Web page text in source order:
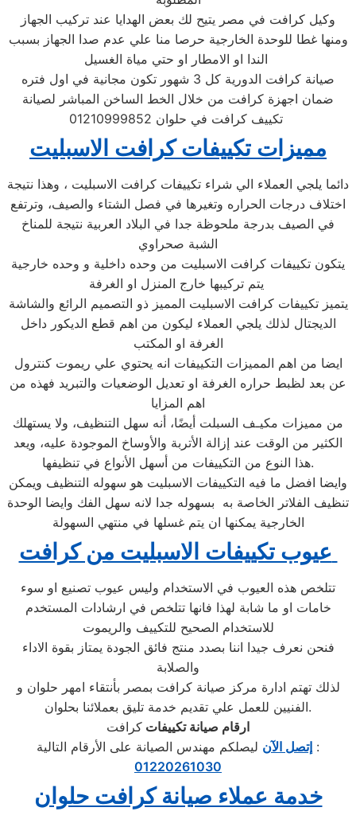
وكيل كرافت في مصر يتيح لك بعض الهدايا عند تركيب الجهاز
ومنها غطا للوحدة الخارجية حرصا منا علي عدم صدا الجهاز بسبب
صيانة كرافت الدورية كل 3 شهور تكون مجانية في اول فتره
ضمان اجهزة كرافت من خلال الخط الساخن المباشر لصيانة
مميزات تكييفات كرافت الاسبليت
دائما يلجي العملاء الي شراء تكييفات كرافت الاسبليت ، وهذا نتيجة
اختلاف درجات الحراره وتغيرها في فصل الشتاء والصيف، وترتفع
في الصيف بدرجة ملحوظة جدا في البلاد العربية نتيجة للمناخ
الشبة صحراوي
يتكون تكييفات كرافت الاسبليت من وحده داخلية و وحده خارجية
يتميز تكييفات كرافت الاسبليت المميز ذو التصميم الرائع والشاشة
الديجتال لذلك يلجي العملاء ليكون من اهم قطع الديكور داخل
الغرفة او المكتب
ايضا من اهم المميزات التكييفات انه يحتوي علي ريموت كنترول
عن بعد لظبط حراره الغرفة او تعديل الوضعيات والتبريد فهذه من
اهم المزايا
من مميزات مكيـف السبلت أيضًا، أنه سهل التنظيف، ولا يستهلك
الكثير من الوقت عند إزالة الأتربة والأوساخ الموجودة عليه، ويعد
هذا النوع من التكييفات من أسهل الأنواع في تنظيفها.
وايضا افضل ما فيه التكييفات الاسبليت هو سهوله التنظيف ويمكن
تنظيف الفلاتر الخاصة به بسهوله جدا لانه سهل الفك وايضا الوحدة
الخارجية يمكنها ان يتم غسلها في منتهي السهولة
تتلخص هذه العيوب في الاستخدام وليس عيوب تصنيع او سوء
خامات او ما شابة لهذا فانها تتلخص في ارشادات المستخدم
للاستخدام الصحيح للتكييف والريموت
فنحن نعرف جيدا اننا بصدد منتج فائق الجودة يمتاز بقوة الاداء
والصلابة
لذلك تهتم ادارة مركز صيانة كرافت بمصر بأنتقاء امهر حلوان و
الفنيين للعمل علي تقديم خدمة تليق بعملائنا بحلوان.
ارقام صيانة تكييفات كرافت
إتصل الآن ليصلكم مهندس الصيانة على الأرقام التالية :
01220261030
خدمة عملاء صيانة كرافت حلوان